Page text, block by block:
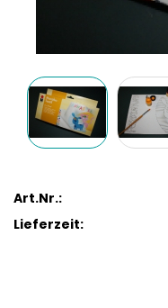
Art.Nr.:
Lieferzeit: